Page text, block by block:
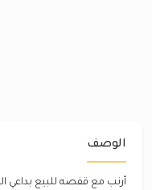
الوصف
أرنب مع قفصه للبيع بداعي